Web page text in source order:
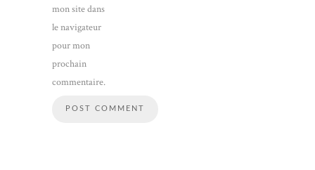
mon site dans
le navigateur
pour mon
prochain
commentaire.